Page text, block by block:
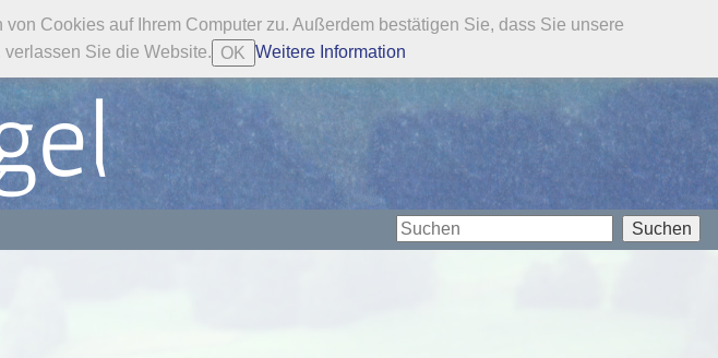
Suchen
Cookies auf Ihrem Computer zu. Außerdem bestätigen Sie, dass Sie unsere
Sie die Website. OK Weitere Information